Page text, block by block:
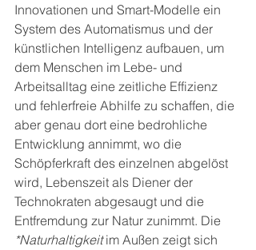
Innovationen und Smart-Modelle ein
System des Automatismus und der
künstlichen Intelligenz aufbauen, um
dem Menschen im Lebe- und
Arbeitsalltag eine zeitliche Effizienz
und fehlerfreie Abhilfe zu schaffen, die
aber genau dort eine bedrohliche
Entwicklung annimmt, wo die
Schöpferkraft des einzelnen abgelöst
wird, Lebenszeit als Diener der
Technokraten abgesaugt und die
Entfremdung zur Natur zunimmt. Die
*Naturhaltigkeit im Außen zeigt sich